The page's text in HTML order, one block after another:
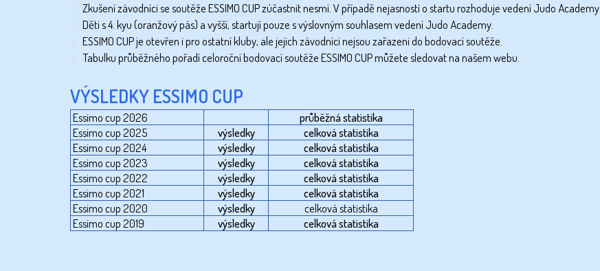
Zkušení závodníci se soutěže ESSIMO CUP zúčastnit nesmí. V případě nejasností o startu rozhoduje vedení Judo Academy.
Děti s 4. kyu (oranžový pás) a vyšší, startují pouze s výslovným souhlasem vedení Judo Academy.
ESSIMO CUP je otevřen i pro ostatní kluby, ale jejich závodníci nejsou zařazeni do bodovací soutěže.
Tabulku průběžného pořadí celoroční bodovací soutěže ESSIMO CUP můžete sledovat na našem webu.
VÝSLEDKY ESSIMO CUP
Essimo cup 2026
průběžná statistika
Essimo cup 2025
výsledky
celková statistika
Essimo cup 2024
výsledky
celková statistika
Essimo cup 2023
výsledky
celková statistika
Essimo cup 2022
výsledky
celková statistika
Essimo cup 2021
výsledky
celková statistika
Essimo cup 2020
výsledky
celková statistika
Essimo cup 2019
výsledky celková statistika